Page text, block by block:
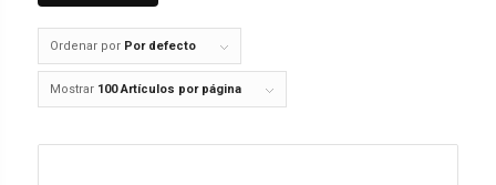
Ordenar por Por defecto
Mostrar 100 Artículos por página